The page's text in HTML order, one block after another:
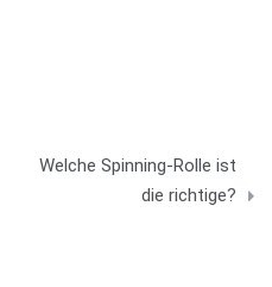
Welche Spinning-Rolle ist
die richtige?